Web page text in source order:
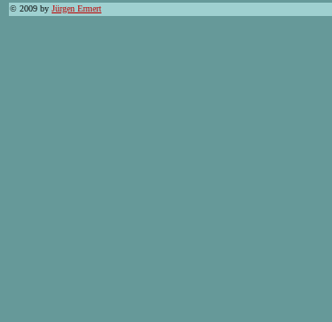
© 2009 by Jürgen Ermert